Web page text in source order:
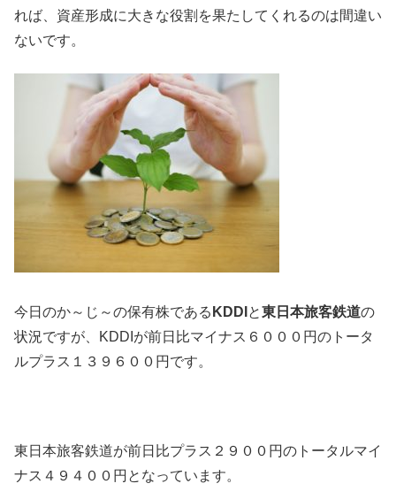
れば、資産形成に大きな役割を果たしてくれるのは間違い
ないです。
今日のか～じ～の保有株である KDDI と東日本旅客鉄道の
状況ですが、KDDIが前日比マイナス６０００円のトータ
ルプラス１３９６００円です。
東日本旅客鉄道が前日比プラス２９００円のトータルマイ
ナス４９４００円となっています。